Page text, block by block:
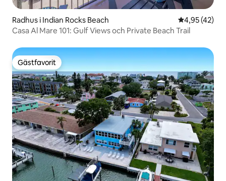
Radhus i Indian Rocks Beach 4,95 av 5 i
4,95 (42)
Casa Al Mare 101: Gulf Views och Private Beach Trail
Gästfavorit
Gästfavorit